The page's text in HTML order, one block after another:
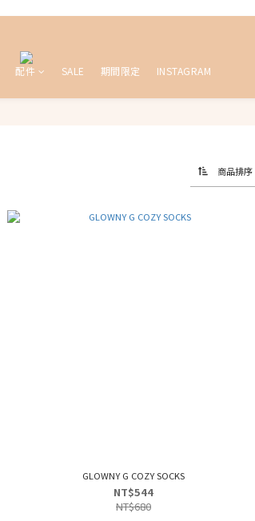
配件 SALE 期間限定 INSTAGRAM
商品排序
GLOWNY G COZY SOCKS
NT$544
NT$680